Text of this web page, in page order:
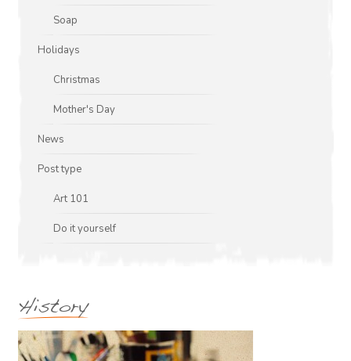
Soap
Holidays
Christmas
Mother's Day
News
Post type
Art 101
Do it yourself
History